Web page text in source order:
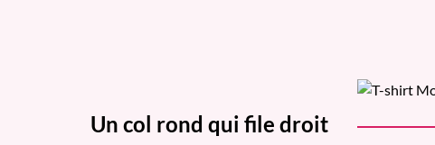
Un col rond qui file droit